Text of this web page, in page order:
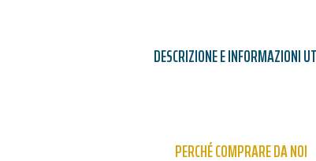
DESCRIZIONE E INFORMAZIONI
PERCHÉ COMPRARE DA NOI